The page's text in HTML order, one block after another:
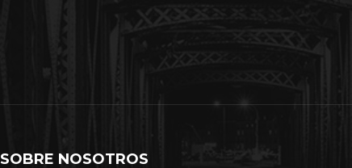
SOBRE NOSOTROS